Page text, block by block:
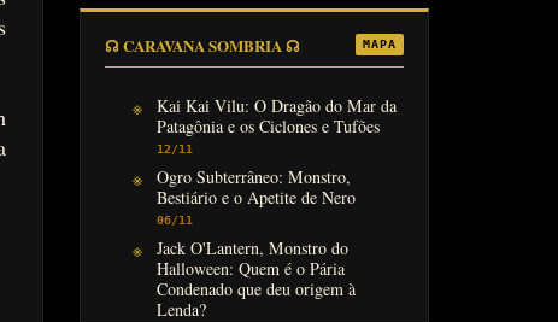
☊ CARAVANA SOMBRIA ☊ MAPA
Kai Kai Vilu: O Dragão do Mar da
Patagônia e os Ciclones e Tufões
12/11
Ogro Subterrâneo: Monstro,
Bestiário e o Apetite de Nero
06/11
Jack O'Lantern, Monstro do
Halloween: Quem é o Pária
Condenado que deu origem à
Lenda?